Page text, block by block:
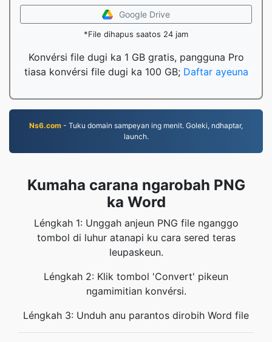
Google Drive
*File dihapus saatos 24 jam
Konvérsi file dugi ka 1 GB gratis, pangguna Pro
tiasa konvérsi file dugi ka 100 GB; Daftar ayeuna
Ns6.com - Tuku domain sampeyan ing menit. Goleki, ndhaptar,
launch.
Kumaha carana ngarobah PNG
ka Word
Léngkah 1: Unggah anjeun PNG file nganggo
tombol di luhur atanapi ku cara sered teras
leupaskeun.
Léngkah 2: Klik tombol 'Convert' pikeun
ngamimitian konvérsi.
Léngkah 3: Unduh anu parantos dirobih Word file